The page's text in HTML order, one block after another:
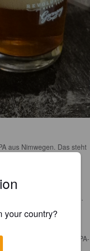
aus Nimwegen. Das steht
Schaum.
reife Beere.
Beere und Mango.
leicht, ist aber nicht zu
(Ananas) hinzu.
Guter Durchschnitt im IPA-
your country?